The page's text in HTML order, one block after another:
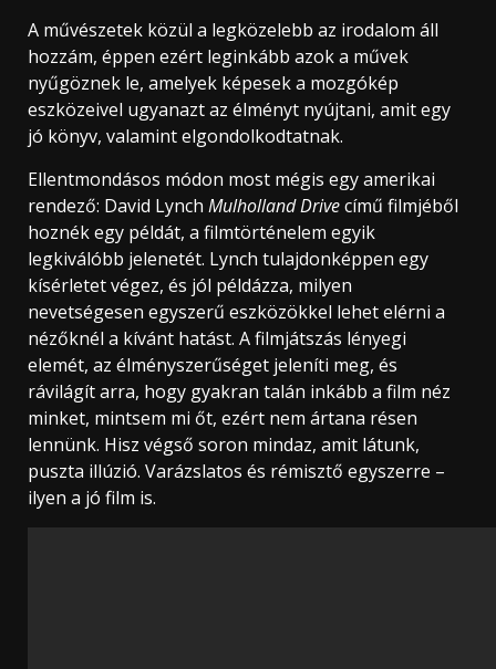
A művészetek közül a legközelebb az irodalom áll
hozzám, éppen ezért leginkább azok a művek
nyűgöznek le, amelyek képesek a mozgókép
eszközeivel ugyanazt az élményt nyújtani, amit egy
jó könyv, valamint elgondolkodtatnak.
Ellentmondásos módon most mégis egy amerikai
rendező: David Lynch Mulholland Drivecímű filmjéből
hoznék egy példát, a filmtörténelem egyik
legkiválóbb jelenetét. Lynch tulajdonképpen egy
kísérletet végez, és jól példázza, milyen
nevetségesen egyszerű eszközökkel lehet elérni a
nézőknél a kívánt hatást. A filmjátszás lényegi
elemét, az élményszerűséget jeleníti meg, és
rávilágít arra, hogy gyakran talán inkább a film néz
minket, mintsem mi őt, ezért nem ártana résen
lennünk. Hisz végső soron mindaz, amit látunk,
puszta illúzió. Varázslatos és rémisztő egyszerre –
ilyen a jó film is.